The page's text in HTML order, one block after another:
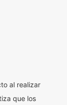
al realizar
que los